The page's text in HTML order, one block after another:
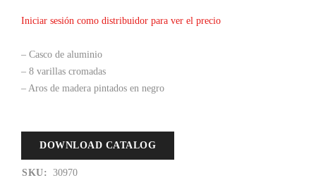
Iniciar sesión como distribuidor para ver el precio
– Casco de aluminio
– 8 varillas cromadas
– Aros de madera pintados en negro
DOWNLOAD CATALOG
SKU: 30970